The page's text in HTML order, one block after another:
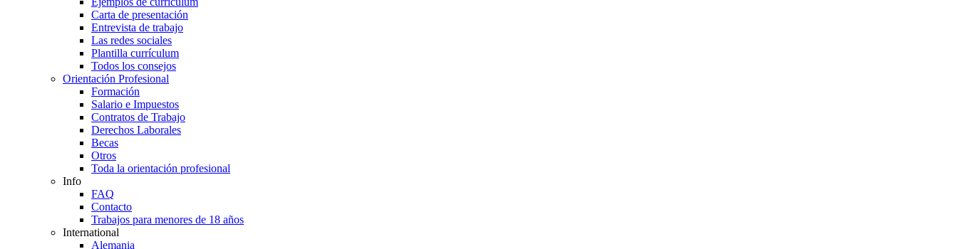
Carta de presentación
Entrevista de trabajo
Las redes sociales
Plantilla currículum
Todos los consejos
Orientación Profesional
Formación
Salario e Impuestos
Contratos de Trabajo
Derechos Laborales
Becas
Otros
Toda la orientación profesional
Info
FAQ
Contacto
Trabajos para menores de 18 años
International
Alemania